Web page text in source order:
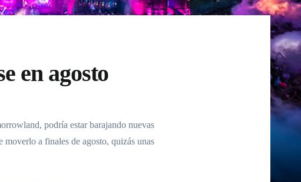
en agosto
, podría estar barajando nuevas
moverlo a finales de agosto, quizás unas